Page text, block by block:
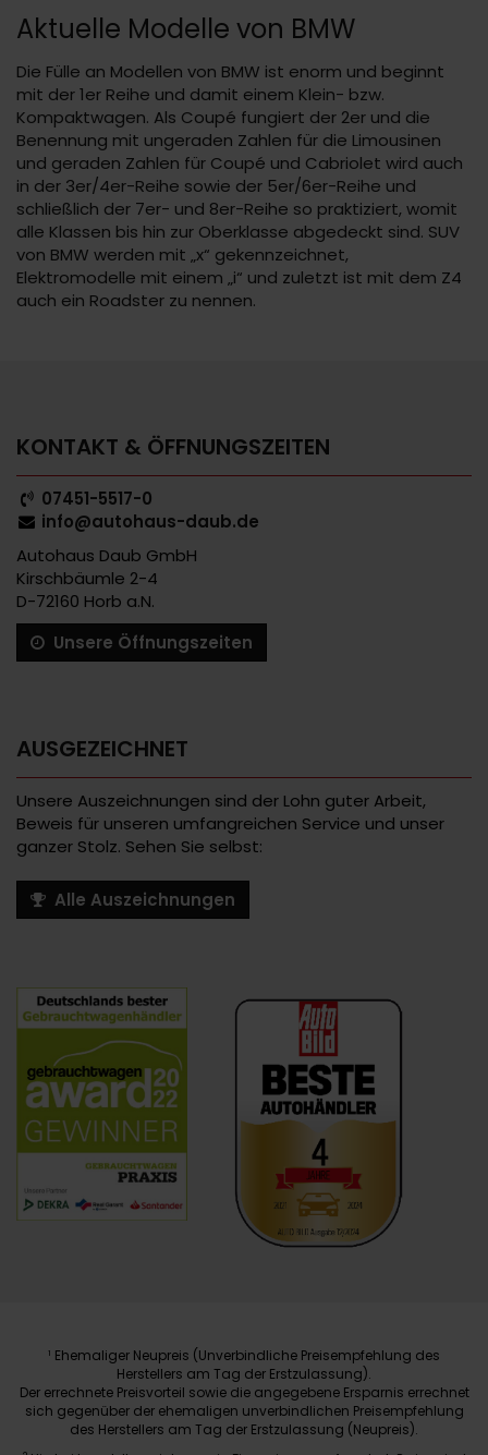
Aktuelle Modelle von BMW
Die Fülle an Modellen von BMW ist enorm und beginnt
mit der 1er Reihe und damit einem Klein- bzw.
Kompaktwagen. Als Coupé fungiert der 2er und die
Benennung mit ungeraden Zahlen für die Limousinen
und geraden Zahlen für Coupé und Cabriolet wird auch
in der 3er/4er-Reihe sowie der 5er/6er-Reihe und
schließlich der 7er- und 8er-Reihe so praktiziert, womit
alle Klassen bis hin zur Oberklasse abgedeckt sind. SUV
von BMW werden mit „x“ gekennzeichnet,
Elektromodelle mit einem „i“ und zuletzt ist mit dem Z4
auch ein Roadster zu nennen.
KONTAKT & ÖFFNUNGSZEITEN
07451-5517-0
info@autohaus-daub.de
Autohaus Daub GmbH
Kirschbäumle 2-4
D-72160 Horb a.N.
Unsere Öffnungszeiten
AUSGEZEICHNET
Unsere Auszeichnungen sind der Lohn guter Arbeit,
Beweis für unseren umfangreichen Service und unser
ganzer Stolz. Sehen Sie selbst:
Alle Auszeichnungen
1 Ehemaliger Neupreis (Unverbindliche Preisempfehlung des
Herstellers am Tag der Erstzulassung).
Der errechnete Preisvorteil sowie die angegebene Ersparnis errechnet
sich gegenüber der ehemaligen unverbindlichen Preisempfehlung
des Herstellers am Tag der Erstzulassung (Neupreis).